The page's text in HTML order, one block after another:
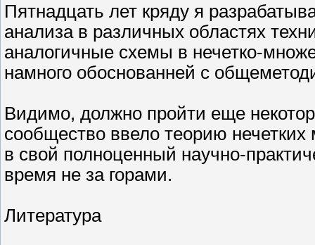
Пятнадцать лет кряду я
анализа в различных областях
аналогичные схемы в нечетко-
намного обоснованней с
Видимо, должно пройти еще
сообщество ввело теорию
в свой полноценный научно-
время не за горами.
Литература